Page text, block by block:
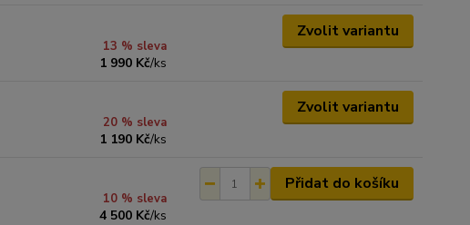
13 % sleva
1 990 Kč/ks
Zvolit variantu
20 % sleva
1 190 Kč/ks
Zvolit variantu
10 % sleva
4 500 Kč/ks
Přidat do košíku